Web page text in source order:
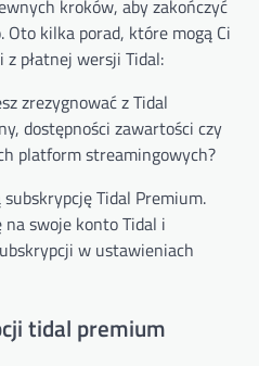
kroków, aby zakończyć
Oto kilka porad, które mogą Ci
z płatnej wersji Tidal:
zrezygnować z Tidal
dostępności zawartości czy
platform streamingowych?
Tidal Premium.
na swoje konto Tidal i
w ustawieniach
tidal premium